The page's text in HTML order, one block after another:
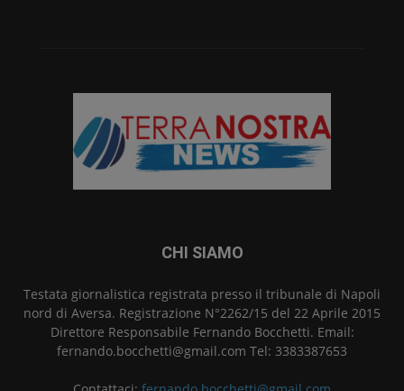
CHI SIAMO
Testata giornalistica registrata presso il tribunale di Napoli
nord di Aversa. Registrazione N°2262/15 del 22 Aprile 2015
Direttore Responsabile Fernando Bocchetti. Email:
fernando.bocchetti@gmail.com Tel: 3383387653